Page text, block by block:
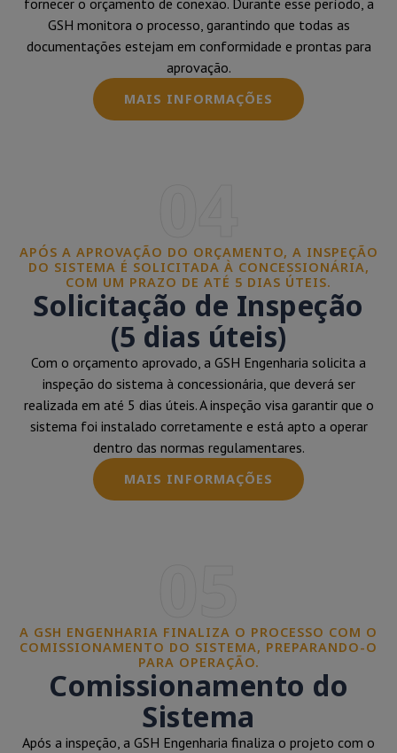
fornecer o orçamento de conexão. Durante esse período, a
GSH monitora o processo, garantindo que todas as
documentações estejam em conformidade e prontas para
aprovação.
MAIS INFORMAÇÕES
APÓS A APROVAÇÃO DO ORÇAMENTO, A INSPEÇÃO
DO SISTEMA É SOLICITADA À CONCESSIONÁRIA,
COM UM PRAZO DE ATÉ 5 DIAS ÚTEIS.
Solicitação de Inspeção
(5 dias úteis)
Com o orçamento aprovado, a GSH Engenharia solicita a
inspeção do sistema à concessionária, que deverá ser
realizada em até 5 dias úteis. A inspeção visa garantir que o
sistema foi instalado corretamente e está apto a operar
dentro das normas regulamentares.
MAIS INFORMAÇÕES
A GSH ENGENHARIA FINALIZA O PROCESSO COM O
COMISSIONAMENTO DO SISTEMA, PREPARANDO-O
PARA OPERAÇÃO.
Comissionamento do
Sistema
Após a inspeção, a GSH Engenharia finaliza o projeto com o